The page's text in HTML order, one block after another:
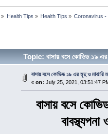
» Health Tips » Health Tips » Coronavirus -
Topic: বাসায় বসে কোভিড ১৯ এর
বাসায় বসে কোভিড ১৯ এর মৃদু ও মাঝারি
« on: July 25, 2021, 03:51:47
বাসায় বসে